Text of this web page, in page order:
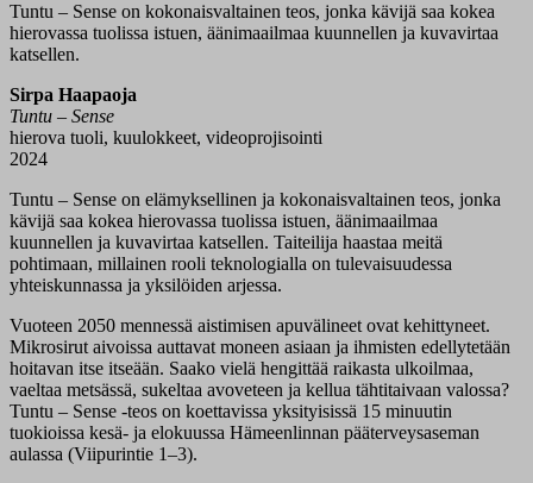
Tuntu – Sense on kokonaisvaltainen teos, jonka kävijä saa kokea
hierovassa tuolissa istuen, äänimaailmaa kuunnellen ja kuvavirtaa
katsellen.
Sirpa Haapaoja
Tuntu – Sense
hierova tuoli, kuulokkeet, videoprojisointi
2024
Tuntu – Sense on elämyksellinen ja kokonaisvaltainen teos, jonka
kävijä saa kokea hierovassa tuolissa istuen, äänimaailmaa
kuunnellen ja kuvavirtaa katsellen. Taiteilija haastaa meitä
pohtimaan, millainen rooli teknologialla on tulevaisuudessa
yhteiskunnassa ja yksilöiden arjessa.
Vuoteen 2050 mennessä aistimisen apuvälineet ovat kehittyneet.
Mikrosirut aivoissa auttavat moneen asiaan ja ihmisten edellytetään
hoitavan itse itseään. Saako vielä hengittää raikasta ulkoilmaa,
vaeltaa metsässä, sukeltaa avoveteen ja kellua tähtitaivaan valossa?
Tuntu – Sense -teos on koettavissa yksityisissä 15 minuutin
tuokioissa kesä- ja elokuussa Hämeenlinnan pääterveysaseman
aulassa (Viipurintie 1–3).